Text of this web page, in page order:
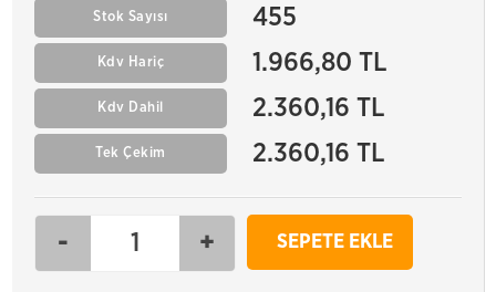
Stok Sayısı 455
Kdv Hariç 1.966,80 TL
Kdv Dahil 2.360,16 TL
Tek Çekim 2.360,16 TL
- + SEPETE EKLE